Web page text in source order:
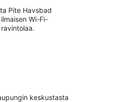
Pite Havsbad
Wi-Fi-
keskustasta